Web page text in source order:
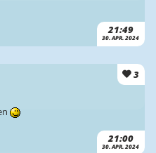
21:49
30. APR. 2024
3
21:00
30. APR. 2024